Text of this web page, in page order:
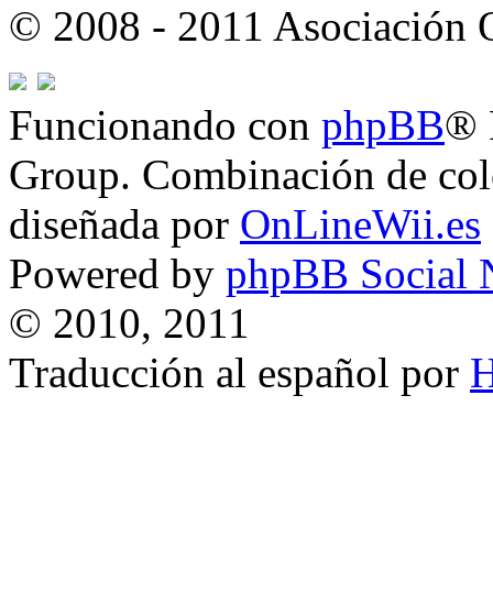
© 2008 - 2011 Asociación
Funcionando con phpBB®
Group. Combinación de
diseñada por OnLineWii.es
Powered by phpBB Social
© 2010, 2011
Traducción al español por